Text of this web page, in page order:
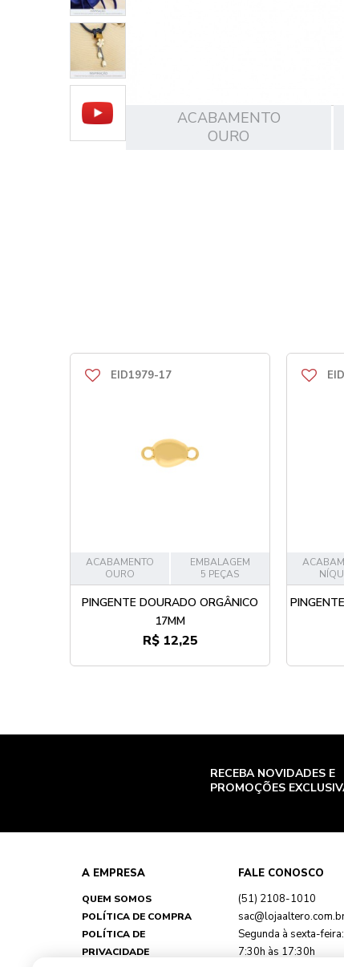
ACABAMENTO
OURO
EID1979-17
ACABAMENTO
OURO
EMBALAGEM
5 PEÇAS
PINGENTE DOURADO ORGÂNICO
17MM
R$ 12,25
RECEBA NOVIDADES E
PROMOÇÕES
A EMPRESA
QUEM SOMOS
POLÍTICA DE COMPRA
POLÍTICA DE
PRIVACIDADE
FALE CONOSCO
(51) 2108-1010
Segunda à sexta-feira:
7:30h às 17:30h